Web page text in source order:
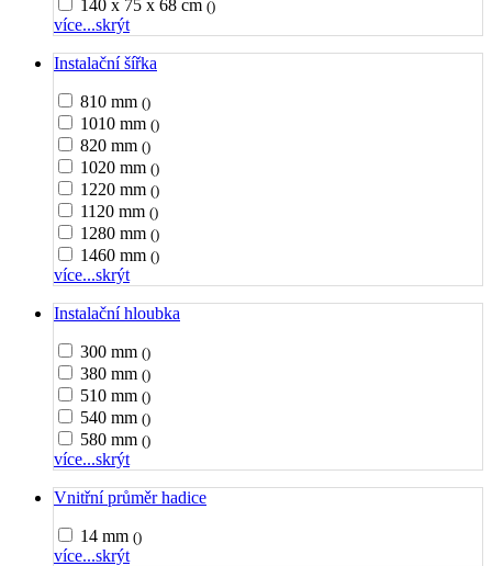
140 x 75 x 68 cm ()
více...skrýt
Instalační šířka
810 mm ()
1010 mm ()
820 mm ()
1020 mm ()
1220 mm ()
1120 mm ()
1280 mm ()
1460 mm ()
více...skrýt
Instalační hloubka
300 mm ()
380 mm ()
510 mm ()
540 mm ()
580 mm ()
více...skrýt
Vnitřní průměr hadice
14 mm ()
více...skrýt